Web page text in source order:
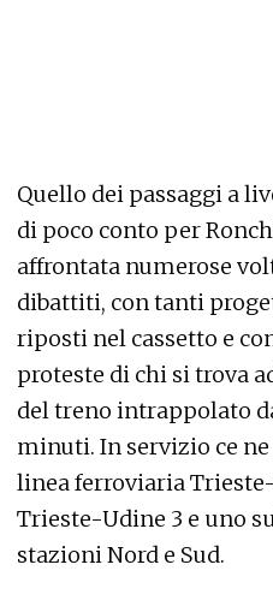
Quello dei passaggi a
di poco conto per
affrontata numerose
dibattiti, con tanti
riposti nel cassetto e
proteste di chi si trova
del treno intrappolato
minuti. In servizio ce
linea ferroviaria
Trieste-Udine 3 e uno
stazioni Nord e Sud.